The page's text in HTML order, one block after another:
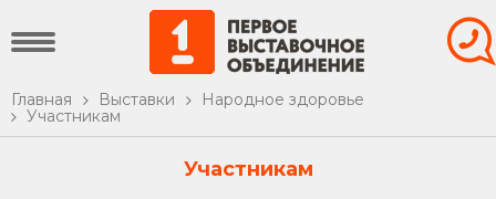
Главная Выставки
Народное здоровье
Участникам
Участникам